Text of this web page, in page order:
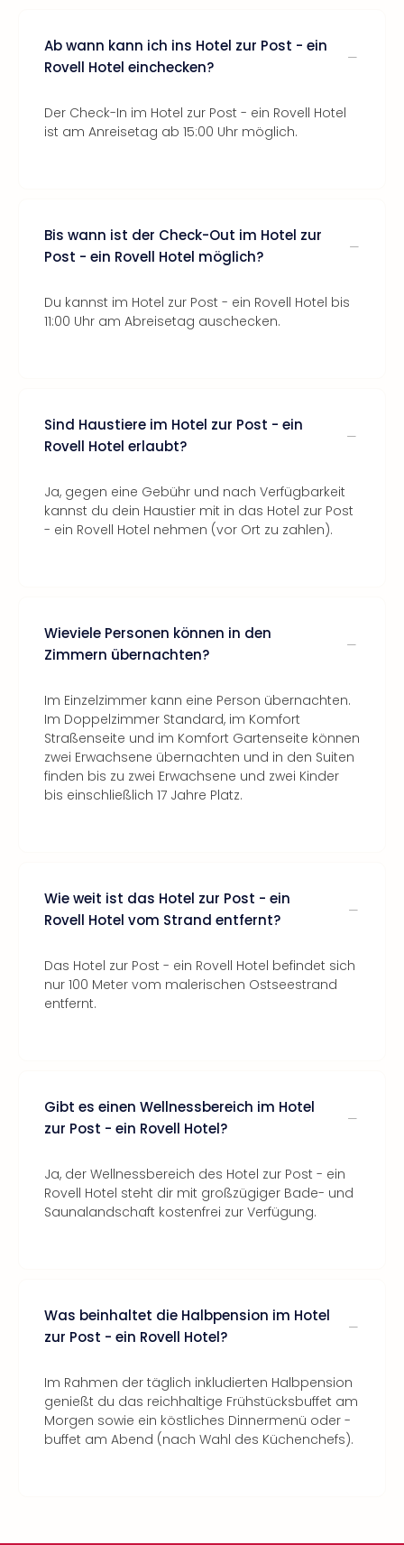
Ab wann kann ich ins Hotel zur Post - ein
Rovell Hotel einchecken?
Der Check-In im Hotel zur Post - ein Rovell Hotel
ist am Anreisetag ab 15:00 Uhr möglich.
Bis wann ist der Check-Out im Hotel zur
Post - ein Rovell Hotel möglich?
Du kannst im Hotel zur Post - ein Rovell Hotel bis
11:00 Uhr am Abreisetag auschecken.
Sind Haustiere im Hotel zur Post - ein
Rovell Hotel erlaubt?
Ja, gegen eine Gebühr und nach Verfügbarkeit
kannst du dein Haustier mit in das Hotel zur Post
- ein Rovell Hotel nehmen (vor Ort zu zahlen).
Wieviele Personen können in den
Zimmern übernachten?
Im Einzelzimmer kann eine Person übernachten.
Im Doppelzimmer Standard, im Komfort
Straßenseite und im Komfort Gartenseite können
zwei Erwachsene übernachten und in den Suiten
finden bis zu zwei Erwachsene und zwei Kinder
bis einschließlich 17 Jahre Platz.
Wie weit ist das Hotel zur Post - ein
Rovell Hotel vom Strand entfernt?
Das Hotel zur Post - ein Rovell Hotel befindet sich
nur 100 Meter vom malerischen Ostseestrand
entfernt.
Gibt es einen Wellnessbereich im Hotel
zur Post - ein Rovell Hotel?
Ja, der Wellnessbereich des Hotel zur Post - ein
Rovell Hotel steht dir mit großzügiger Bade- und
Saunalandschaft kostenfrei zur Verfügung.
Was beinhaltet die Halbpension im Hotel
zur Post - ein Rovell Hotel?
Im Rahmen der täglich inkludierten Halbpension
genießt du das reichhaltige Frühstücksbuffet am
Morgen sowie ein köstliches Dinnermenü oder -
buffet am Abend (nach Wahl des Küchenchefs).